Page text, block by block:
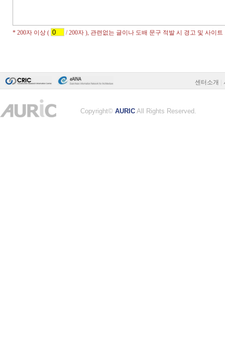
센터소개
Copyright© AURIC All Rights Reserved.